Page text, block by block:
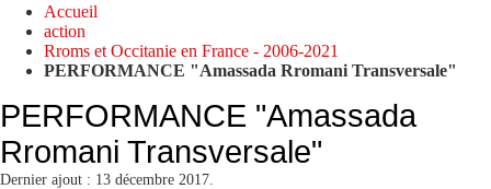
Accueil
action
Rroms et Occitanie en France - 2006-2021
PERFORMANCE "Amassada Rromani Transversale"
PERFORMANCE "Amassada
Rromani Transversale"
Dernier ajout : 13 décembre 2017.